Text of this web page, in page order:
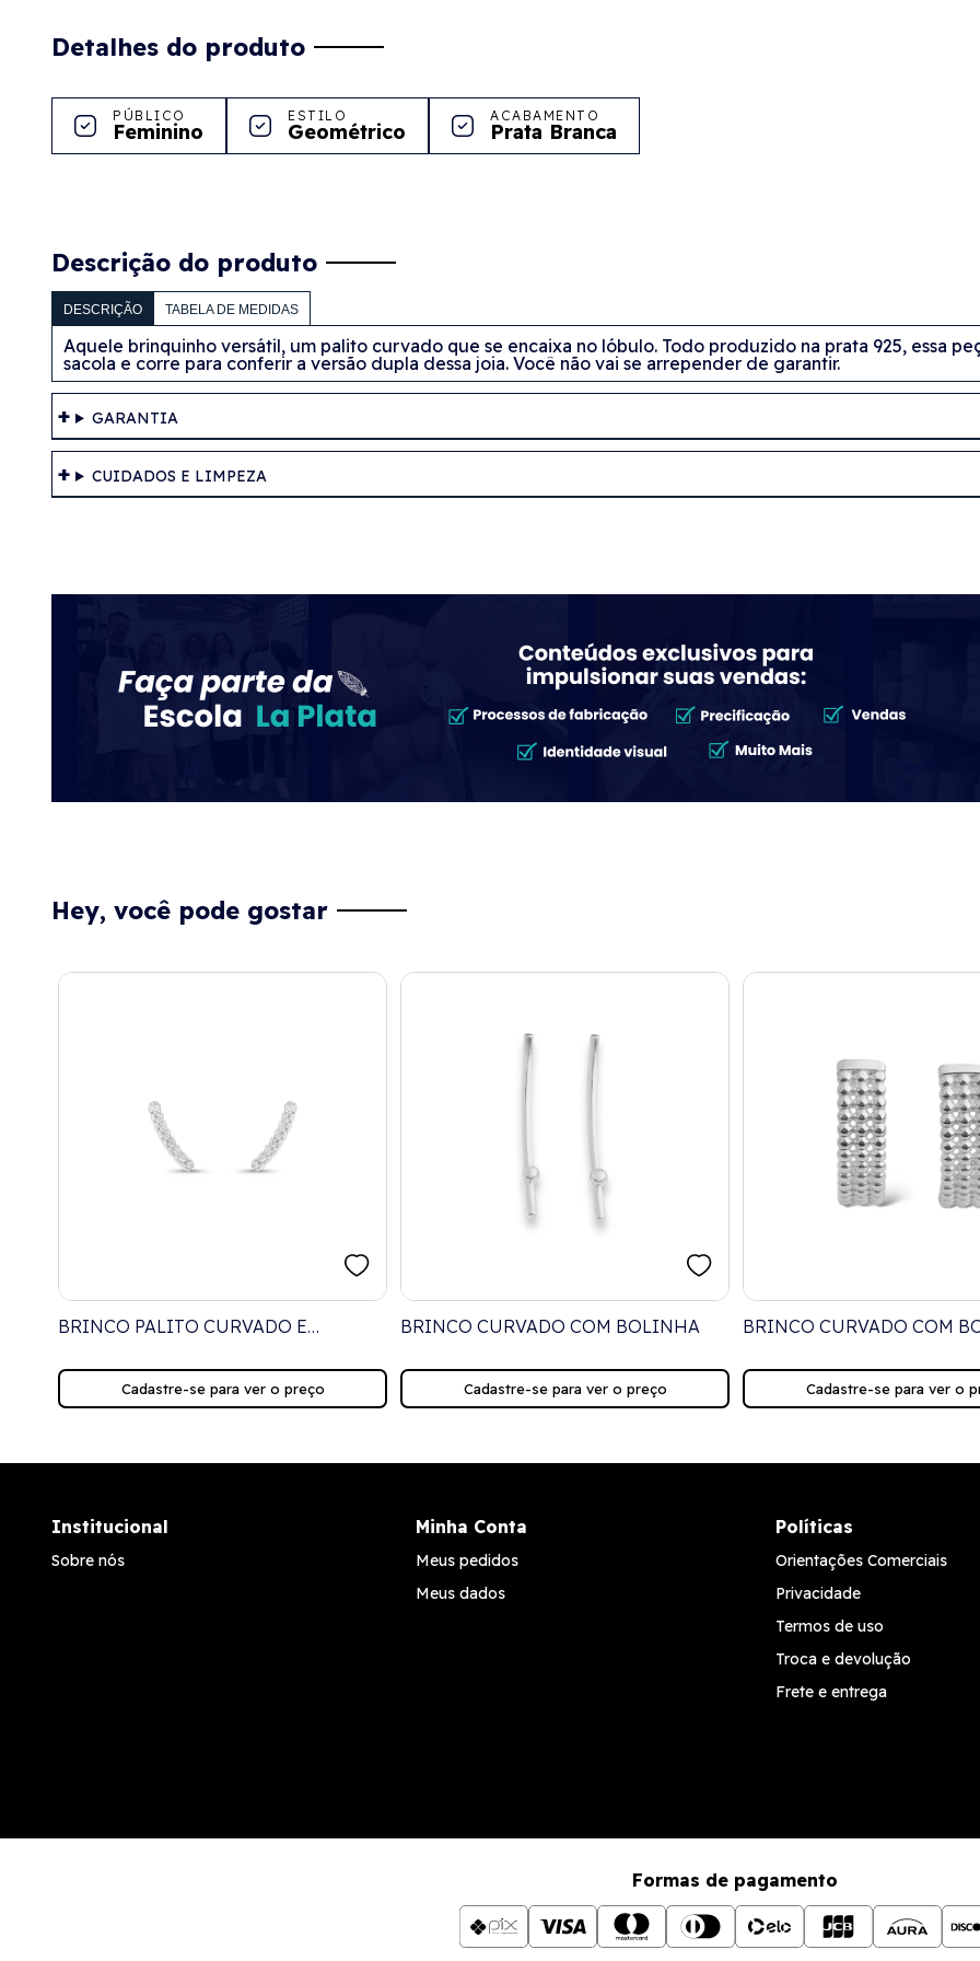
Detalhes do produto
PÚBLICO
Feminino
ESTILO
Geométrico
ACABAMENTO
Prata Branca
Descrição do produto
DESCRIÇÃO TABELA DE MEDIDAS
Aquele brinquinho versátil, um palito curvado que se encaixa no lóbulo. Todo produzido na prata 925, essa
sacola e corre para conferir a versão dupla dessa joia. Você não vai se arrepender de garantir.
GARANTIA
CUIDADOS E LIMPEZA
Hey, você pode gostar
BRINCO PALITO CURVADO E
Cadastre-se para ver o preço
BRINCO CURVADO COM BOLINHA
Cadastre-se para ver o preço
BRINCO CURVADO COM
Cadastre-se para ver o
Institucional
Sobre nós
Minha Conta
Meus pedidos
Meus dados
Políticas
Orientações Comerciais
Privacidade
Termos de uso
Troca e devolução
Frete e entrega
Formas de pagamento